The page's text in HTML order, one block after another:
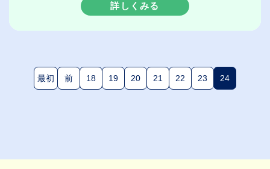
詳しくみる
最初 前 18 19 20 21 22 23 24(現在のペ